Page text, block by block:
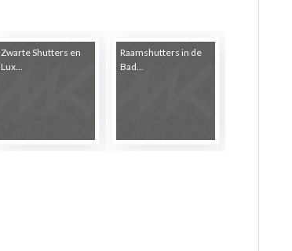
Zwarte Shutters en
Lux...
Raamshutters in de
Bad...